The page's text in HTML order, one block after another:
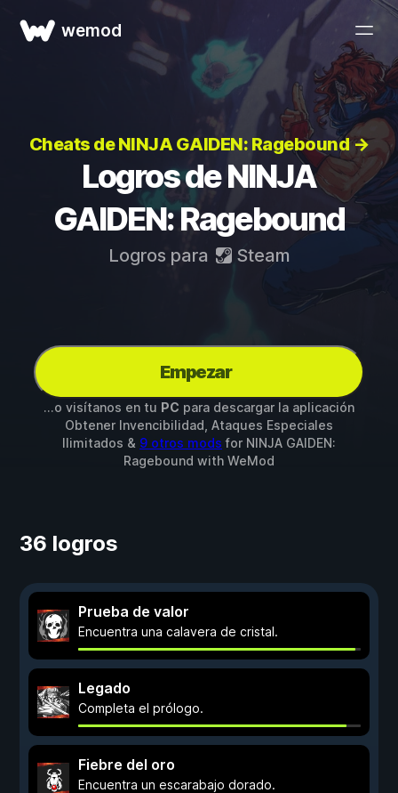
wemod
Cheats de NINJA GAIDEN: Ragebound →
Logros de NINJA
GAIDEN: Ragebound
Logros para Steam
Empezar
...o visítanos en tu PC para descargar la aplicación
Obtener Invencibilidad, Ataques Especiales
Ilimitados & 9 otros mods for NINJA GAIDEN:
Ragebound with WeMod
36 logros
Prueba de valor
Encuentra una calavera de cristal.
Legado
Completa el prólogo.
Fiebre del oro
Encuentra un escarabajo dorado.